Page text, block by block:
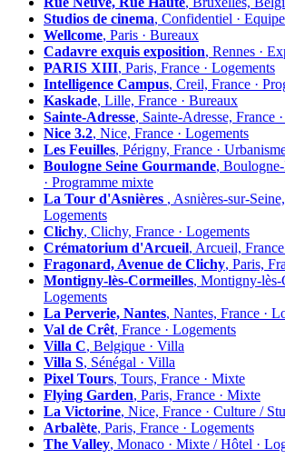
Studios de cinema, Confidentiel ·
Wellcome, Paris · Bureaux
Cadavre exquis exposition, Rennes ·
PARIS XIII, Paris, France · Logements
Intelligence Campus, Creil, France ·
Kaskade, Lille, France · Bureaux
Sainte-Adresse, Sainte-Adresse, France
Nice 3.2, Nice, France · Logements
Les Feuilles, Périgny, France ·
Boulogne Seine Gourmande,
· Programme mixte
La Tour d'Asnières , Asnières-sur-
Logements
Clichy, Clichy, France · Logements
Crématorium d'Arcueil, Arcueil,
Fragonard, Avenue de Clichy, Paris,
Montigny-lès-Cormeilles, Montigny-lès-
Logements
La Perverie, Nantes, Nantes, France ·
Val de Crêt, France · Logements
Villa C, Belgique · Villa
Villa S, Sénégal · Villa
Pixel Tours, Tours, France · Mixte
Flying Garden, Paris, France · Mixte
La Victorine, Nice, France · Culture /
Arbalète, Paris, France · Logements
The Valley, Monaco · Mixte / Hôtel ·